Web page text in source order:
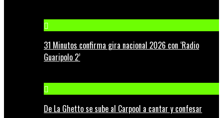
31 Minutos confirma gira nacional 2026 con ‘Radio
Guaripolo 2’
De La Ghetto se sube al Carpool a cantar y confesar